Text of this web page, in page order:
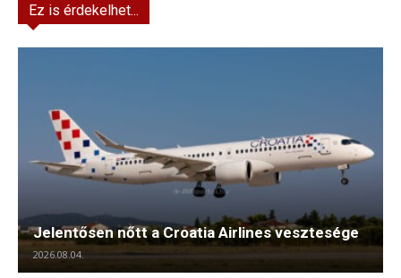
Ez is érdekelhet...
Jelentősen nőtt a Croatia Airlines vesztesége
2026.08.04.